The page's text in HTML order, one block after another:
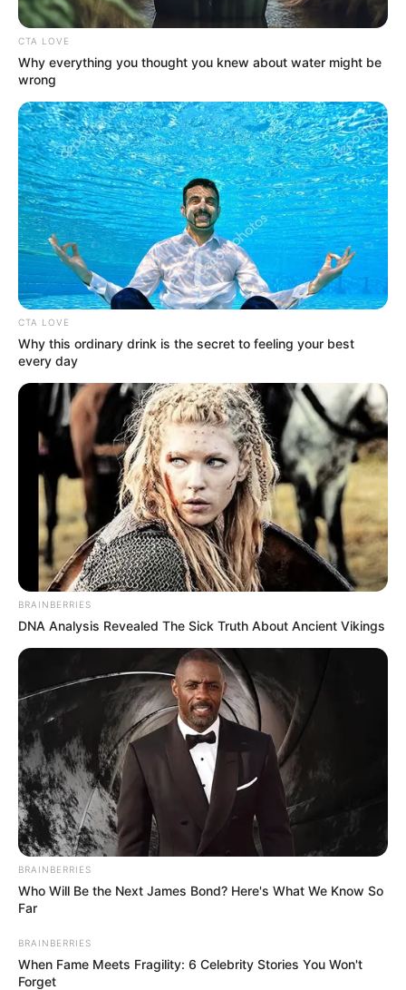
SANTA FE
Alexis Zapata le da un triunfo de oro a
Santa Fe en Montevideo: eliminados
pero van a Sudamericana
SANTA FE
¿Qué necesitan
Millonarios y Santa Fe
ganar y otros un milagro
INDEPENDIENTE SANTA FE
El 'León' se le impuso al
'Leopardo' en duelo de
felinos y se acercó a los 8
SISBÉN
¿Cómo saber si cambió su
FÚTBOL COLOMBIANO
Internacional de Bogotá, el
equipo sensación: esto es
lo que le falta para
asegurar silla en las
finales
SELECCIÓN COLOMBIA
Estos son los resultados
CTA LOVE
Why everything you thought you knew about water might be
wrong
CTA LOVE
Why this ordinary drink is the secret to feeling your best
every day
BRAINBERRIES
DNA Analysis Revealed The Sick Truth About Ancient Vikings
BRAINBERRIES
Who Will Be the Next James Bond? Here's What We Know So
Far
BRAINBERRIES
When Fame Meets Fragility: 6 Celebrity Stories You Won't
Forget